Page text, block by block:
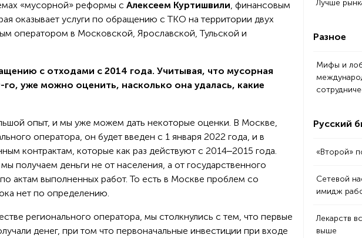
«мусорной» реформы с Алексеем Куртишвили , финансовым
оказывает услуги по обращению с ТКО на территории двух
оператором в Московской, Ярославской, Тульской и
с отходами с 2014 года. Учитывая, что мусорная
уже можно оценить, насколько она удалась, какие
опыт, и мы уже можем дать некоторые оценки. В Москве,
оператора, он будет введен с 1 января 2022 года, и в
контрактам, которые как раз действуют с 2014‒2015 года.
получаем деньги не от населения, а от государственного
актам выполненных работ. То есть в Москве проблем со
нет по определению.
регионального оператора, мы столкнулись с тем, что первые
денег, при том что первоначальные инвестиции при входе
Лучше
Разное
Мифы и
Русский
«Второй»
Сетевой
имидж
Лекарств
выше